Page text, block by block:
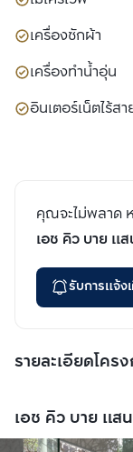
เครื่องซักผ้า
เครื่องทำน้ำอุ่น
อินเตอร์เน็ตไร้ส
คุณจะไม่พลาด
เอช คิว บาย แ
รับการแจ้ง
รายละเอียดโคร
เอช คิว บาย แส